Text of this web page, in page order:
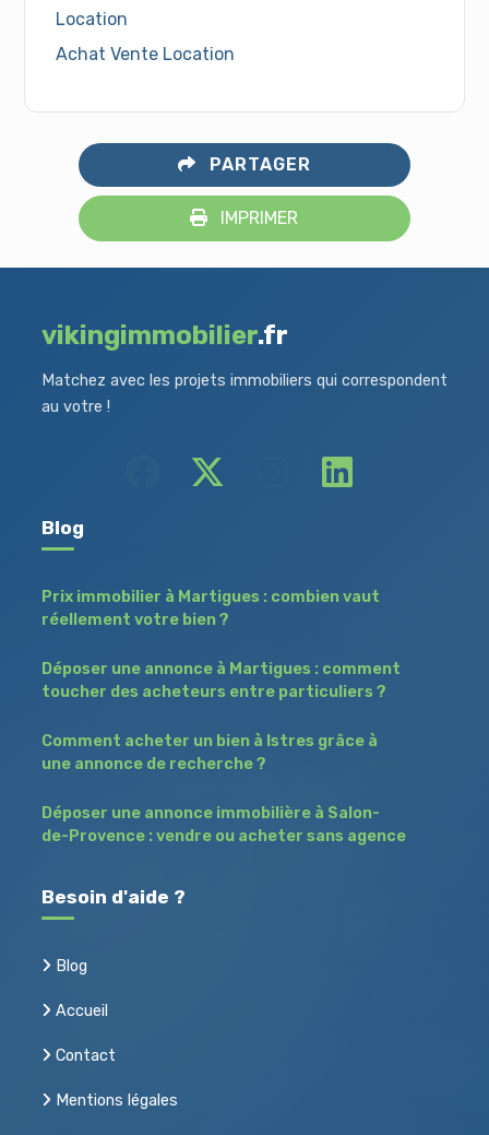
Location
Achat Vente Location
PARTAGER
IMPRIMER
vikingimmobilier.fr
Matchez avec les projets immobiliers qui correspondent
au votre !
Blog
Prix immobilier à Martigues : combien vaut
réellement votre bien ?
Déposer une annonce à Martigues : comment
toucher des acheteurs entre particuliers ?
Comment acheter un bien à Istres grâce à
une annonce de recherche ?
Déposer une annonce immobilière à Salon-
de-Provence : vendre ou acheter sans agence
Besoin d'aide ?
Blog
Accueil
Contact
Mentions légales